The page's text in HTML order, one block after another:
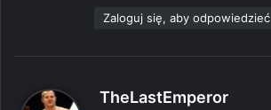
Zaloguj się, aby odpowiedzieć
TheLastEmperor